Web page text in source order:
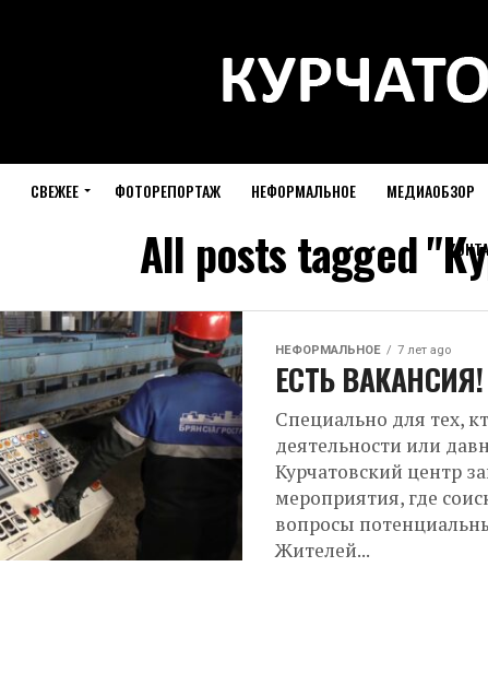
СВЕЖЕЕ ФОТОРЕПОРТАЖ НЕФОРМАЛЬНОЕ МЕДИАОБЗОР
All posts tagged
НЕФОРМАЛЬНОЕ 7 лет ago
ЕСТЬ ВАКАНСИЯ!
Специально для тех,
деятельности или
Курчатовский центр
мероприятия, где
вопросы
Жителей...